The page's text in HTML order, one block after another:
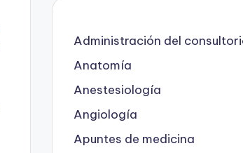
Administración del
Anatomía
Anestesiología
Angiología
Apuntes de medicina